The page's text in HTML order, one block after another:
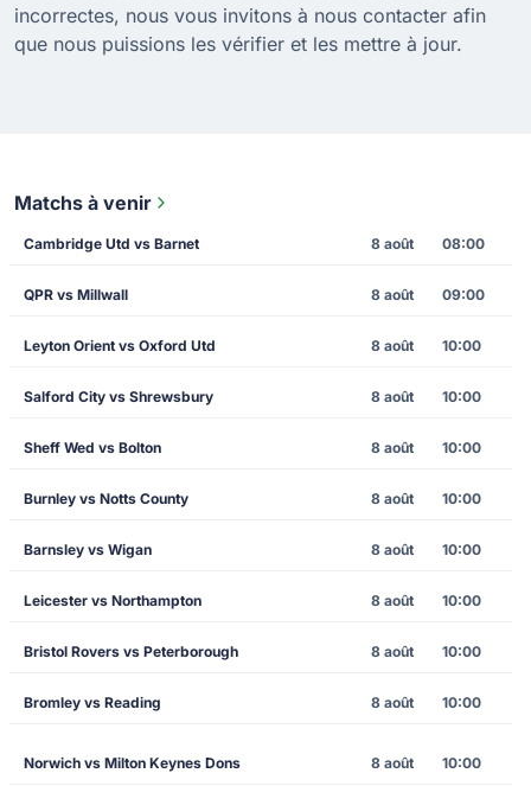
incorrectes, nous vous invitons à nous contacter afin
que nous puissions les vérifier et les mettre à jour.
Matchs à venir
Cambridge Utd vs Barnet 8 août 08:00
QPR vs Millwall 8 août 09:00
Leyton Orient vs Oxford Utd 8 août 10:00
Salford City vs Shrewsbury 8 août 10:00
Sheff Wed vs Bolton 8 août 10:00
Burnley vs Notts County 8 août 10:00
Barnsley vs Wigan 8 août 10:00
Leicester vs Northampton 8 août 10:00
Bristol Rovers vs Peterborough 8 août 10:00
Bromley vs Reading 8 août 10:00
Norwich vs Milton Keynes Dons 8 août 10:00